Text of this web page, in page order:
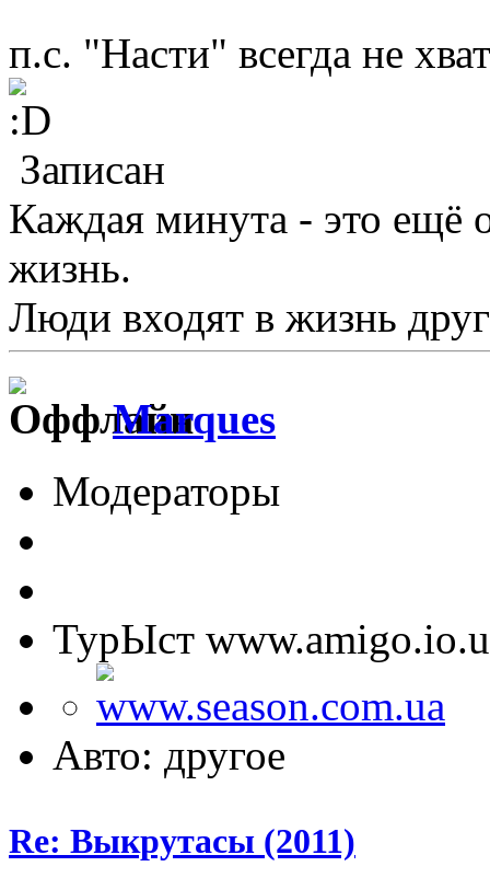
п.с. "Насти" всегда не
Записан
Каждая минута - это ещё
жизнь.
Люди входят в жизнь
Marques
Модераторы
ТурЫст
Авто: другое
Re: Выкрутасы (2011)